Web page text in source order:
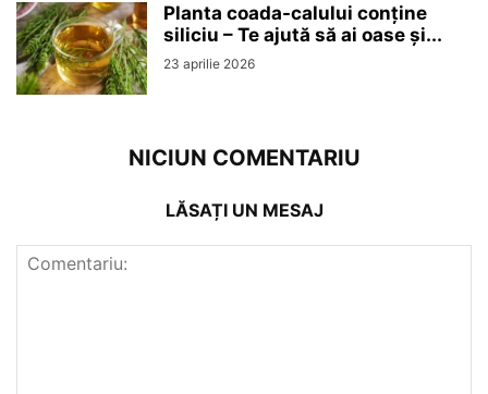
Planta coada-calului conține
siliciu – Te ajută să ai oase și...
23 aprilie 2026
NICIUN COMENTARIU
LĂSAȚI UN MESAJ